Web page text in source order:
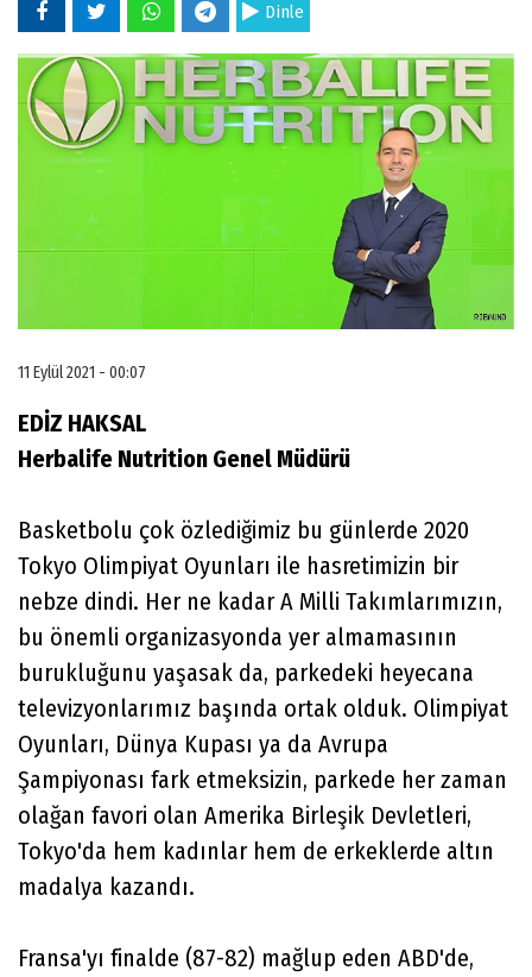
Dinle
11 Eylül 2021 - 00:07
EDİZ HAKSAL
Herbalife Nutrition Genel Müdürü
Basketbolu çok özlediğimiz bu günlerde 2020
Tokyo Olimpiyat Oyunları ile hasretimizin bir
nebze dindi. Her ne kadar A Milli Takımlarımızın,
bu önemli organizasyonda yer almamasının
burukluğunu yaşasak da, parkedeki heyecana
televizyonlarımız başında ortak olduk. Olimpiyat
Oyunları, Dünya Kupası ya da Avrupa
Şampiyonası fark etmeksizin, parkede her zaman
olağan favori olan Amerika Birleşik Devletleri,
Tokyo'da hem kadınlar hem de erkeklerde altın
madalya kazandı.
Fransa'yı finalde (87-82) mağlup eden ABD'de,